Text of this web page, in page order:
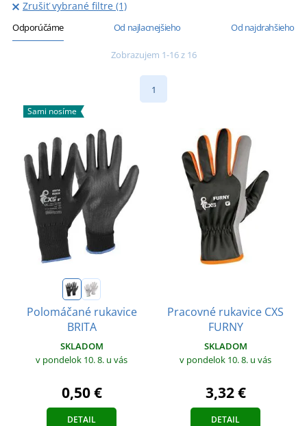
Zrušiť vybrané filtre (1)
Odporúčáme Od najlacnejšieho Od najdrahšieho
Zobrazujem 1-16 z 16
1
Sami nosíme
Polomáčané rukavice
BRITA
SKLADOM
v pondelok 10. 8. u vás
0,50 €
DETAIL
Pracovné rukavice CXS
FURNY
SKLADOM
v pondelok 10. 8. u vás
3,32 €
DETAIL